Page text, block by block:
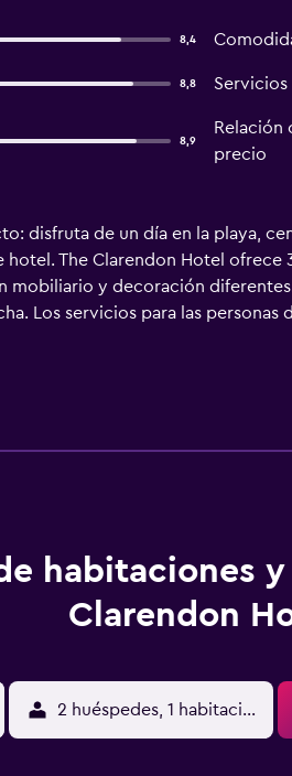
8,4
8,8 Servicios
8,9
Relación
precio
de un día en la playa,
hotel. The Clarendon Hotel
mobiliario y decoración
Los servicios para las
practicar las actividades de ocio
que se aplique un recargo).
habitaciones
Clarendon
2 huéspedes, 1 habitación